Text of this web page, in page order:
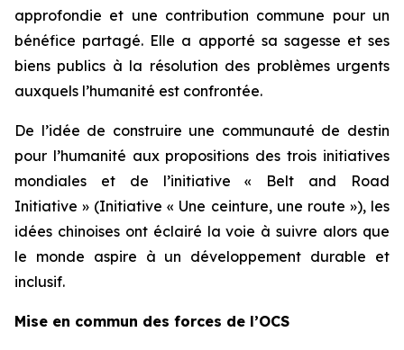
approfondie et une contribution commune pour un
bénéfice partagé. Elle a apporté sa sagesse et ses
biens publics à la résolution des problèmes urgents
auxquels l’humanité est confrontée.
De l’idée de construire une communauté de destin
pour l’humanité aux propositions des trois initiatives
mondiales et de l’initiative « Belt and Road
Initiative » (Initiative « Une ceinture, une route »), les
idées chinoises ont éclairé la voie à suivre alors que
le monde aspire à un développement durable et
inclusif.
Mise en commun des forces de l’OCS